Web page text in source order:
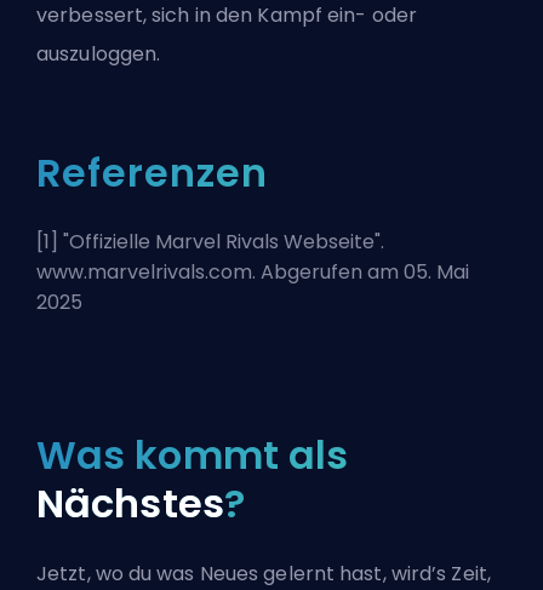
verbessert, sich in den Kampf ein- oder
auszuloggen.
Referenzen
[1] "Offizielle Marvel Rivals Webseite".
www.marvelrivals.com. Abgerufen am 05. Mai
2025
Was kommt als
Nächstes?
Jetzt, wo du was Neues gelernt hast, wird’s Zeit,